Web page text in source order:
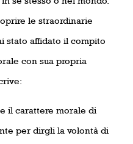
le straordinarie
stato affidato il compito
con sua propria
il carattere morale di
per dirgli la volontà di